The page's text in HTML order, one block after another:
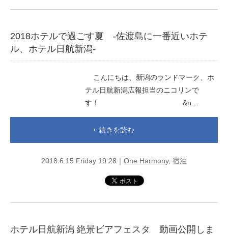
2018ホテルで過ごす夏 -佐渡島に一番近いホテ
ル、ホテル日航新潟-
こんにちは、新潟のランドマーク、ホ
テル日航新潟広報担当のニコリンで
す！ &n…
続きを読む
2018.6.15 Friday 19:28｜ One Harmony, 宿泊
ホテル日航新潟 絶景ビアフェスタ 動画公開しま